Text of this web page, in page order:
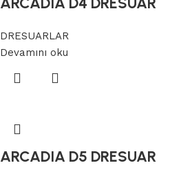
DRESUARLAR
Devamını oku
ARCADIA D5 DRESUAR